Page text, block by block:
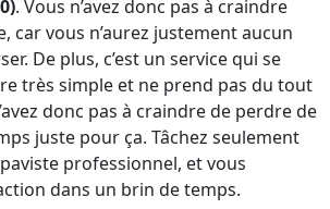
. Vous n’avez donc pas à craindre
car vous n’aurez justement aucun
De plus, c’est un service qui se
très simple et ne prend pas du tout
donc pas à craindre de perdre de
juste pour ça. Tâchez seulement
professionnel, et vous
dans un brin de temps.